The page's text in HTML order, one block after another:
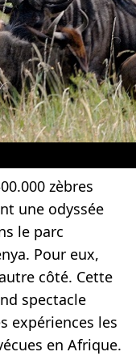
zèbres
une odyssée
le parc
Pour eux,
côté. Cette
spectacle
expériences les
en Afrique.